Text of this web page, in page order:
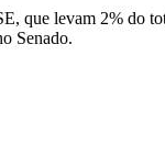
que levam 2% do
Senado.